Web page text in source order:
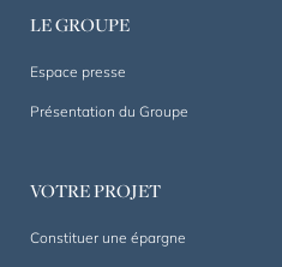
LE GROUPE
Espace presse
Présentation du Groupe
VOTRE PROJET
Constituer une épargne